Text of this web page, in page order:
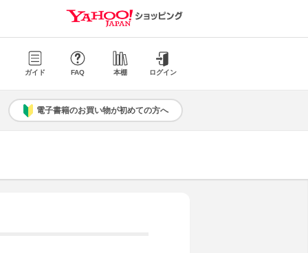
ガイド FAQ 本棚 ログイン
電子書籍のお買い物が初めての方へ